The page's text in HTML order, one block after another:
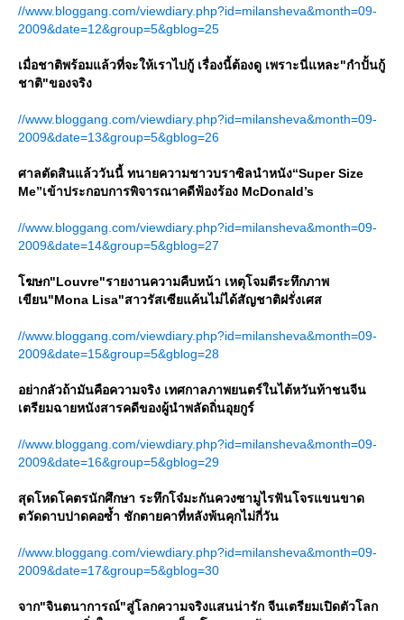
//www.bloggang.com/viewdiary.php?id=milansheva&month=09-
2009&date=12&group=5&gblog=25
เมื่อชาติพร้อมแล้วที่จะให้เราไปกู้ เรื่องนี้ต้องดู เพราะนี่แหละ"กำปั้นกู้
ชาติ"ของจริง
//www.bloggang.com/viewdiary.php?id=milansheva&month=09-
2009&date=13&group=5&gblog=26
ศาลตัดสินแล้ววันนี้ ทนายความชาวบราซิลนำหนัง“Super Size
Me”เข้าประกอบการพิจารณาคดีฟ้องร้อง McDonald’s
//www.bloggang.com/viewdiary.php?id=milansheva&month=09-
2009&date=14&group=5&gblog=27
ฆษก"Louvre"รายงานความคืบหน้า เหตุโจมตีระทึกภาพ
เขียน"Mona Lisa"สาวรัสเซียแค้นไม่ได้สัญชาติฝรั่งเศส
//www.bloggang.com/viewdiary.php?id=milansheva&month=09-
2009&date=15&group=5&gblog=28
อย่ากลัวถ้ามันคือความจริง เทศกาลภาพยนตร์ในไต้หวันท้าชนจีน
เตรียมฉายหนังสารคดีของผู้นำพลัดถิ่นอุยกูร์
//www.bloggang.com/viewdiary.php?id=milansheva&month=09-
2009&date=16&group=5&gblog=29
สุดโหดโคตรนักศึกษา ระทึกโจ๋มะกันควงซามูไรฟันโจรแขนขาด
ตวัดดาบปาดคอซ้ำ ชักตายคาที่หลังพ้นคุกไม่กี่วัน
//www.bloggang.com/viewdiary.php?id=milansheva&month=09-
2009&date=17&group=5&gblog=30
จาก"จินตนาการณ์"สู่โลกความจริงแสนน่ารัก จีนเตรียมเปิดตัวโลก